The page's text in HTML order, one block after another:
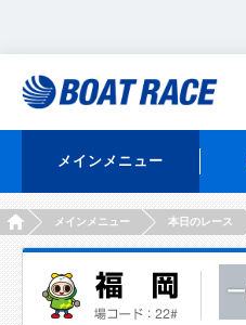
メインメニュー
HOMEメインメニュー 本日のレース